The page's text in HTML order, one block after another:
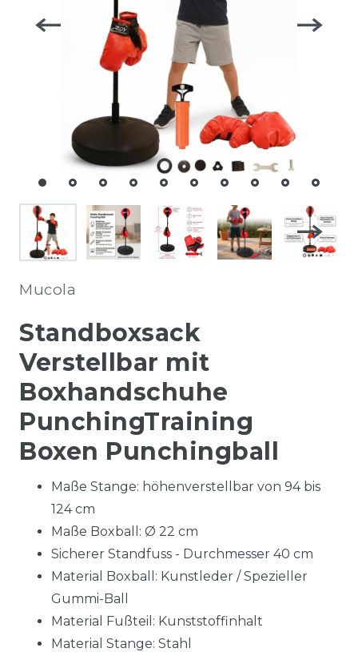
Mucola
Standboxsack
Verstellbar mit
Boxhandschuhe
PunchingTraining
Boxen Punchingball
Maße Stange: höhenverstellbar von 94 bis
124 cm
Maße Boxball: Ø 22 cm
Sicherer Standfuss - Durchmesser 40 cm
Material Boxball: Kunstleder / Spezieller
Gummi-Ball
Material Fußteil: Kunststoffinhalt
Material Stange: Stahl